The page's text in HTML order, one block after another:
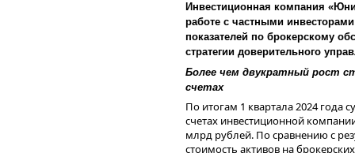
Чем выше коэффициент
на вторичке присутствует по
Как в рейтинге оценивается
Инвестиционная компания
работе с частными
показателей по брокерскому
стратегии доверительного
Более чем двукратный рост
счетах
По итогам 1 квартала 2024 года
счетах инвестиционной
млрд рублей. По сравнению с
стоимость активов на